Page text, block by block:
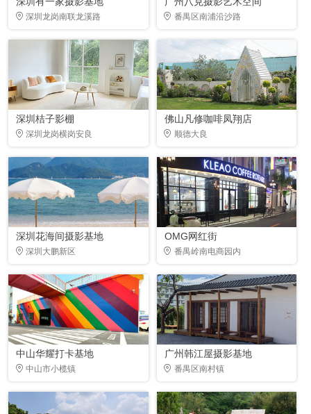
深圳龙岗南联龙溪路 番禺区南浦沿沙路
深圳桔子影棚
深圳龙岗横岗安良
佛山凡修咖啡凤翔店
顺德大良
深圳花海间摄影基地
深圳大鹏新区
OMG网红街
番禺岭南电商园内
中山华耀打卡基地
中山市小榄镇
广州韩江屋摄影基地
番禺区南村镇